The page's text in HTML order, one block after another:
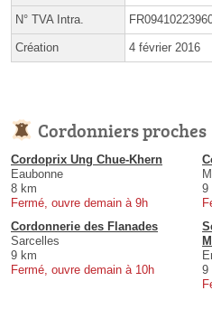
N° TVA Intra.
Création 4 février 2016
Cordonniers proches
Cordoprix Ung Chue-Khern
Eaubonne
8 km
Fermé, ouvre demain à 9h
9
Cordonnerie des Flanades
Sarcelles
9 km
Fermé, ouvre demain à 10h
9